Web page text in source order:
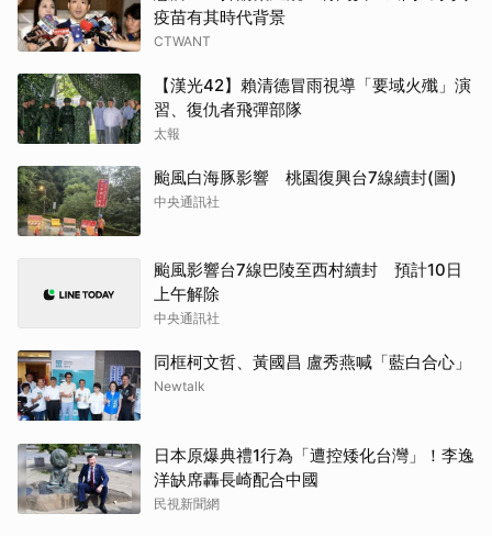
疫苗有其時代背景
CTWANT
【漢光42】賴清德冒雨視導「要域火殲」演
習、復仇者飛彈部隊
太報
颱風白海豚影響 桃園復興台7線續封(圖)
中央通訊社
颱風影響台7線巴陵至西村續封 預計10日
上午解除
中央通訊社
同框柯文哲、黃國昌 盧秀燕喊「藍白合心」
Newtalk
日本原爆典禮1行為「遭控矮化台灣」！李逸
洋缺席轟長崎配合中國
民視新聞網